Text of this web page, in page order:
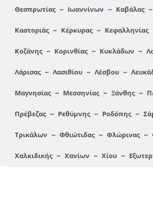
Θεσπρωτίας Ιωαννίνων Καβάλας
Καστοριάς Κέρκυρας Κεφαλληνίας
Κοζάνης Κορινθίας Κυκλάδων
Λάρισας Λασιθίου Λέσβου
Μαγνησίας Μεσσηνίας Ξάνθης
Πρέβεζας Ρεθύμνης Ροδόπης
Τρικάλων Φθιώτιδας Φλώρινας
Χαλκιδικής Χανίων Χίου